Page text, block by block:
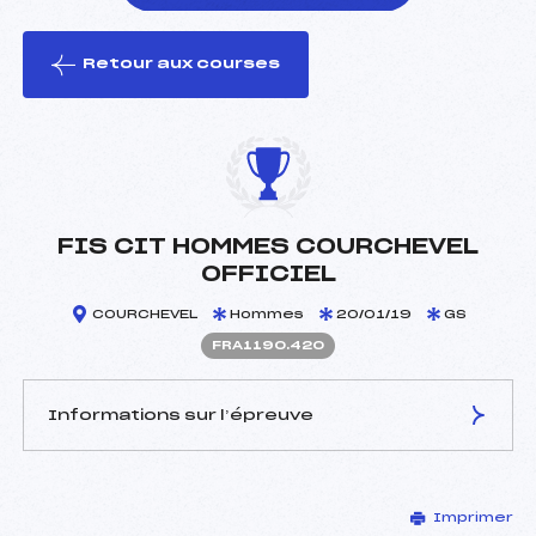
le ski
Retour aux courses
FIS CIT HOMMES COURCHEVEL
OFFICIEL
COURCHEVEL Hommes 20/01/19 GS
FRA1190.420
Informations sur l’épreuve
VIEVILLE GERARD (FRA)
Imprimer